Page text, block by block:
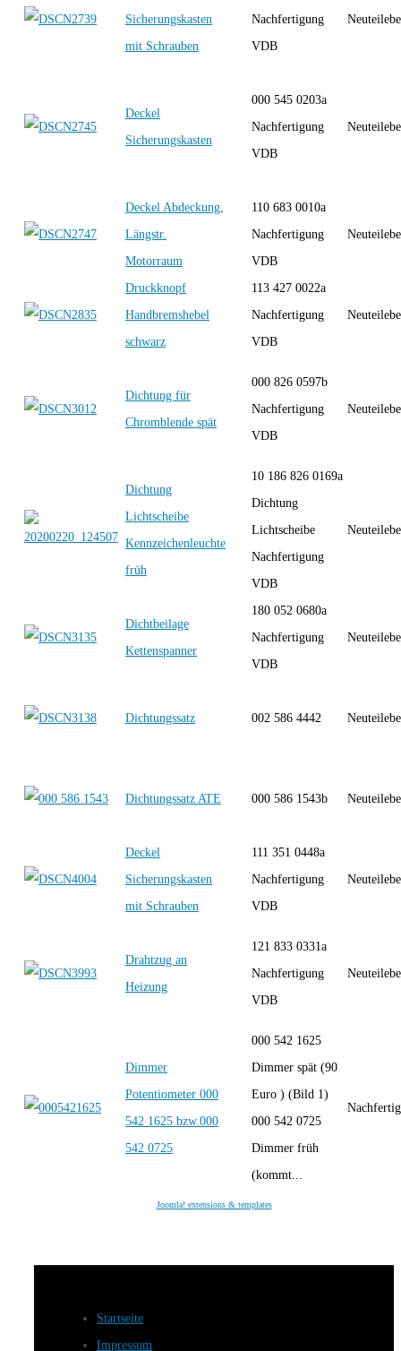
Sicherungskasten
mit Schrauben
Nachfertigung
VDB
Deckel
Sicherungskasten
000 545 0203a
Nachfertigung
VDB
Deckel Abdeckung,
Längstr.
Motorraum
110 683 0010a
Nachfertigung
VDB
Druckknopf
Handbremshebel
schwarz
113 427 0022a
Nachfertigung
VDB
Dichtung für
Chromblende spät
000 826 0597b
Nachfertigung
VDB
Dichtung
Lichtscheibe
Kennzeichenleuchte
früh
10 186 826 0169a
Dichtung
Lichtscheibe
Nachfertigung
VDB
Dichtbeilage
Kettenspanner
180 052 0680a
Nachfertigung
VDB
Dichtungssatz 002 586 4442
Dichtungssatz ATE 000 586 1543b
Deckel
Sicherungskasten
mit Schrauben
111 351 0448a
Nachfertigung
VDB
Drahtzug an
Heizung
121 833 0331a
Nachfertigung
VDB
Dimmer
Potentiometer 000
542 1625 bzw.000
542 0725
000 542 1625
Dimmer spät (90
Euro ) (Bild 1)
000 542 0725
Dimmer früh
(kommt...
Joomla! extensions & templates
Startseite
Impressum